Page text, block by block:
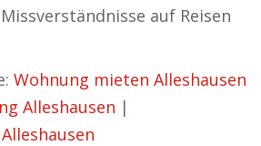
auf Reisen
Wohnung mieten Alleshausen
Alleshausen |